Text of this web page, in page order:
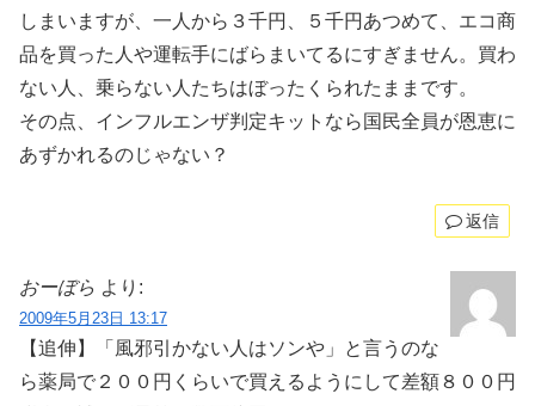
しまいますが、一人から３千円、５千円あつめて、エコ商
品を買った人や運転手にばらまいてるにすぎません。買わ
ない人、乗らない人たちはぼったくられたままです。
その点、インフルエンザ判定キットなら国民全員が恩恵に
あずかれるのじゃない？
返信
おーぼら より:
2009年5月23日 13:17
【追伸】「風邪引かない人はソンや」と言うのな
ら薬局で２００円くらいで買えるようにして差額８００円